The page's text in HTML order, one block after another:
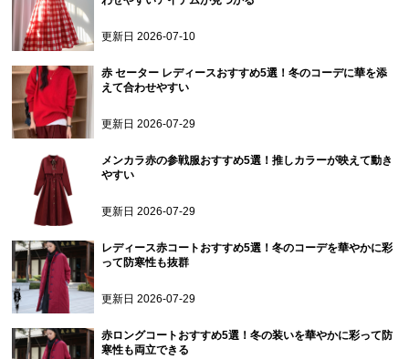
更新日2026-07-10
赤 セーター レディースおすすめ5選！冬のコーデに華を添
えて合わせやすい
更新日2026-07-29
メンカラ赤の参戦服おすすめ5選！推しカラーが映えて動き
やすい
更新日2026-07-29
レディース赤コートおすすめ5選！冬のコーデを華やかに彩
って防寒性も抜群
更新日2026-07-29
赤ロングコートおすすめ5選！冬の装いを華やかに彩って防
寒性も両立できる